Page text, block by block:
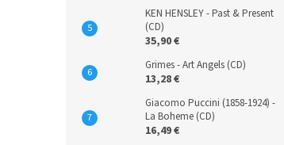
KEN HENSLEY - Past & Present
(CD)
35,90 €
Grimes - Art Angels (CD)
13,28 €
Giacomo Puccini (1858-1924) -
La Boheme (CD)
16,49 €